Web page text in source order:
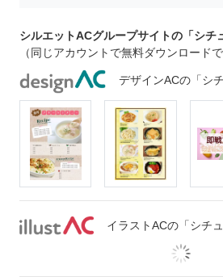
シルエットACグループサイトの「シチ
（同じアカウントで無料ダウンロードで
デザインACの「シ
イラストACの「シチ